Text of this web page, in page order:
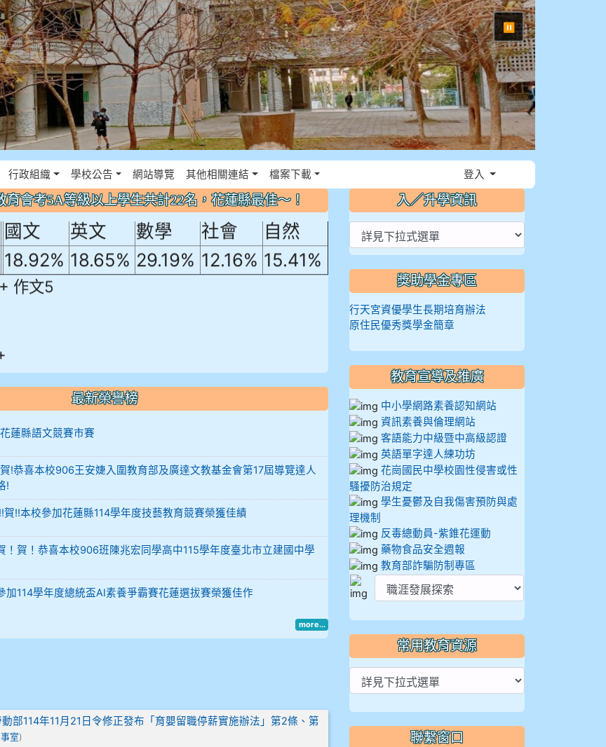
⏸
定
行政組織 學校公告 網站導覽 其他相關連結 檔案下載 登入
育會考5A等級以上學生共計22名，花蓮縣最佳～！
育會考5A等級以上學生共計22名，花
國文
英文 數學 社會
自然
18.92% 18.65% 29.19% 12.16% 15.41%
作文5
最新榮譽榜
蓮縣語文競賽市賽
!恭喜本校906王安婕入圍教育部及廣達文教基金會第17屆導覽達人
!
!!本校參加花蓮縣114學年度技藝教育競賽榮獲佳績
賀！恭喜本校906班陳兆宏同學高中115學年度臺北市立建國中學
114學年度總統盃AI素養爭霸賽花蓮選拔賽榮獲佳作
more...
部114年11月21日令修正發布「育嬰留職停薪實施辦法」第2條、第
室)
入／升學資訊
獎助學金專區
行天宮資優學生長期培育辦法
原住民優秀獎學金簡章
教育宣導及推廣
中小學網路素養認知網站
資訊素養與倫理網站
客語能力中級暨中高級認證
英語單字達人練功坊
花崗國民中學校園性侵害或性
騷擾防治規定
學生憂鬱及自我傷害預防與處
理機制
反毒總動員-紫錐花運動
藥物食品安全週報
教育部詐騙防制專區
常用教育資源
聯繫窗口